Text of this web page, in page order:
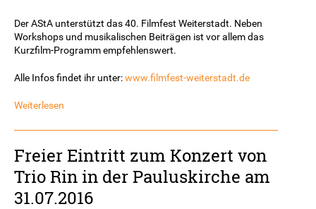
Der AStA unterstützt das 40. Filmfest Weiterstadt. Neben
Workshops und musikalischen Beiträgen ist vor allem das
Kurzfilm-Programm empfehlenswert.
Alle Infos findet ihr unter:www.filmfest-weiterstadt.de
Weiterlesen
Freier Eintritt zum Konzert von
Trio Rin in der Pauluskirche am
31.07.2016